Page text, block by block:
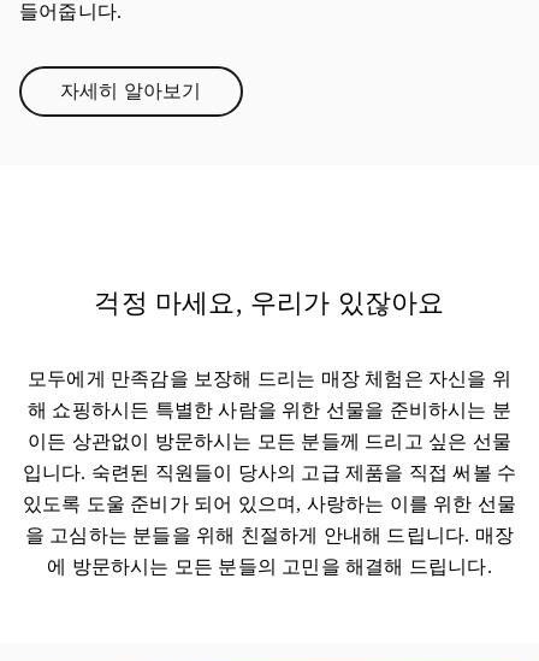
들어줍니다.
자세히 알아보기Link Opens in New Tab
걱정 마세요, 우리가 있잖아요
모두에게 만족감을 보장해 드리는 매장 체험은 자신을 위
해 쇼핑하시든 특별한 사람을 위한 선물을 준비하시는 분
이든 상관없이 방문하시는 모든 분들께 드리고 싶은 선물
입니다. 숙련된 직원들이 당사의 고급 제품을 직접 써볼 수
있도록 도울 준비가 되어 있으며, 사랑하는 이를 위한 선물
을 고심하는 분들을 위해 친절하게 안내해 드립니다. 매장
에 방문하시는 모든 분들의 고민을 해결해 드립니다.